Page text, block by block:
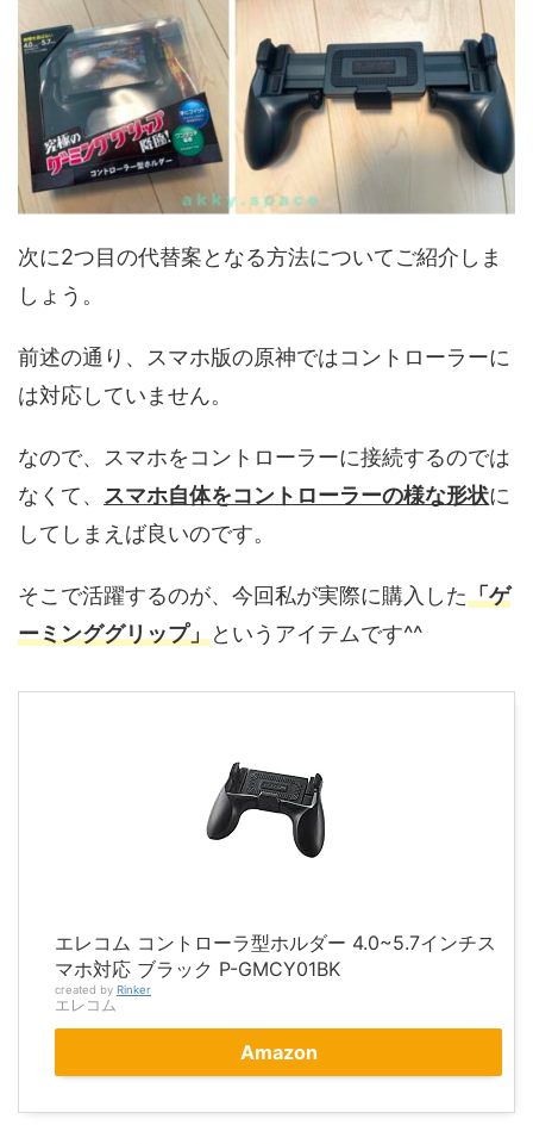
次に2つ目の代替案となる方法についてご紹介しま
しょう。
前述の通り、スマホ版の原神ではコントローラーに
は対応していません。
なので、スマホをコントローラーに接続するのでは
なくて、 スマホ自体をコントローラーの様な形状に
してしまえば良いのです。
そこで活躍するのが、今回私が実際に購入した「ゲ
ーミンググリップ」というアイテムです^^
エレコム コントローラ型ホルダー 4.0~5.7インチス
マホ対応 ブラック P-GMCY01BK
created by Rinker
エレコム
Amazon